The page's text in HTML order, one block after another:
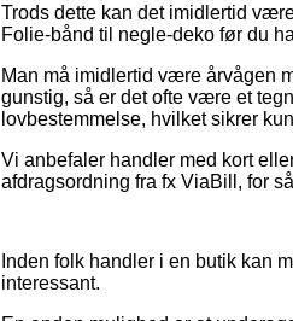
Trods dette kan det imidlertid
Folie-bånd til negle-deko før du
Man må imidlertid være årvågen
gunstig, så er det ofte være et
lovbestemmelse, hvilket sikrer
Vi anbefaler handler med kort
afdragsordning fra fx ViaBill, for
Inden folk handler i en butik kan
interessant.